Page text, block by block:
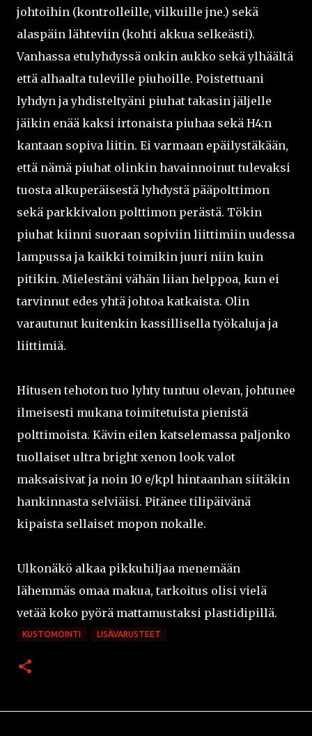
johtoihin (kontrolleille, vilkuille jne.) sekä
alaspäin lähteviin (kohti akkua selkeästi).
Vanhassa etulyhdyssä onkin aukko sekä ylhäältä
että alhaalta tuleville piuhoille. Poistettuani
lyhdyn ja yhdisteltyäni piuhat takasin jäljelle
jäikin enää kaksi irtonaista piuhaa sekä H4:n
kantaan sopiva liitin. Ei varmaan epäilystäkään,
että nämä piuhat olinkin havainnoinut tulevaksi
tuosta alkuperäisestä lyhdystä pääpolttimon
sekä parkkivalon polttimon perästä. Tökin
piuhat kiinni suoraan sopiviin liittimiin uudessa
lampussa ja kaikki toimikin juuri niin kuin
pitikin. Mielestäni vähän liian helppoa, kun ei
tarvinnut edes yhtä johtoa katkaista. Olin
varautunut kuitenkin kassillisella työkaluja ja
liittimiä.
Hitusen tehoton tuo lyhty tuntuu olevan, johtunee
ilmeisesti mukana toimitetuista pienistä
polttimoista. Kävin eilen katselemassa paljonko
tuollaiset ultra bright xenon look valot
maksaisivat ja noin 10 e/kpl hintaanhan siitäkin
hankinnasta selviäisi. Pitänee tilipäivänä
kipaista sellaiset mopon nokalle.
Ulkonäkö alkaa pikkuhiljaa menemään
lähemmäs omaa makua, tarkoitus olisi vielä
vetää koko pyörä mattamustaksi plastidipillä.
KUSTOMOINTI LISÄVARUSTEET